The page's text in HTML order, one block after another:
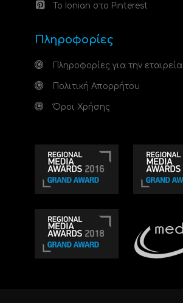
Το Ionian στο Pinterest
Πληροφορίες
Πληροφορίες για την εταιρεία
Πολιτική Απορρήτου
Όροι Χρήσης